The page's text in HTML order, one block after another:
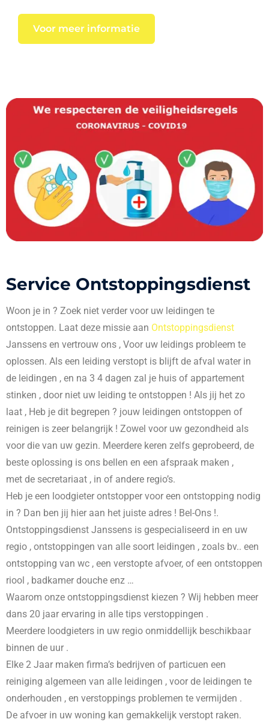
Voor meer informatie
Service Ontstoppingsdienst
Woon je in ? Zoek niet verder voor uw leidingen te
ontstoppen. Laat deze missie aan Ontstoppingsdienst
Janssens en vertrouw ons , Voor uw leidings probleem te
oplossen. Als een leiding verstopt is blijft de afval water in
de leidingen , en na 3 4 dagen zal je huis of appartement
stinken , door niet uw leiding te ontstoppen ! Als jij het zo
laat , Heb je dit begrepen ? jouw leidingen ontstoppen of
reinigen is zeer belangrijk ! Zowel voor uw gezondheid als
voor die van uw gezin. Meerdere keren zelfs geprobeerd, de
beste oplossing is ons bellen en een afspraak maken ,
met de secretariaat , in of andere regio’s.
Heb je een loodgieter ontstopper voor een ontstopping nodig
in ? Dan ben jij hier aan het juiste adres ! Bel-Ons !.
Ontstoppingsdienst Janssens is gespecialiseerd in en uw
regio , ontstoppingen van alle soort leidingen , zoals bv.. een
ontstopping van wc , een verstopte afvoer, of een ontstoppen
riool , badkamer douche enz …
Waarom onze ontstoppingsdienst kiezen ? Wij hebben meer
dans 20 jaar ervaring in alle tips verstoppingen .
Meerdere loodgieters in uw regio onmiddellijk beschikbaar
binnen de uur .
Elke 2 Jaar maken firma’s bedrijven of particuen een
reiniging algemeen van alle leidingen , voor de leidingen te
onderhouden , en verstoppings problemen te vermijden .
De afvoer in uw woning kan gemakkelijk verstopt raken.